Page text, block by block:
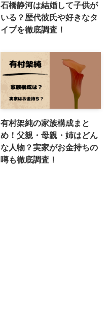
石橋静河は結婚して子供が
いる？歴代彼氏や好きなタ
イプを徹底調査！
有村架純の家族構成まと
め！父親・母親・姉はどん
な人物？実家がお金持ちの
噂も徹底調査！